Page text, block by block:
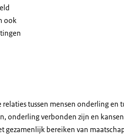
ook
tussen mensen onderling en
onderling verbonden zijn en
gezamenlijk bereiken van